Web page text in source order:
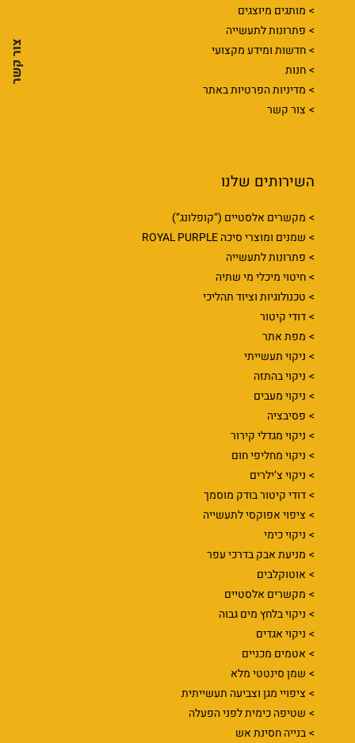
צור קשר
מותגים מיוצגים
פתרונות לתעשייה
חדשות ומידע מקצועי
חנות
מדיניות הפרטיות באתר
צור קשר
השירותים שלנו
מקשרים אלסטיים (“קופלונג”)
שמנים ומוצרי סיכה ROYAL PURPLE
פתרונות לתעשייה
חיטוי מיכלי מי שתיה
טכנולוגיות וציוד תהליכי
דודי קיטור
מפת אתר
ניקוי תעשייתי
ניקוי בהתזה
ניקוי מעבים
פסיבציה
ניקוי מגדלי קירור
ניקוי מחליפי חום
ניקוי צ’ילרים
דודי קיטור בודק מוסמך
ציפוי אפוקסי לתעשייה
ניקוי כימי
מניעת אבק בדרכי עפר
אוטוקלבים
מקשרים אלסטיים
ניקוי בלחץ מים גבוה
ניקוי אגדים
אטמים מכניים
שמן סינטטי מלא
ציפויי מגן וצביעה תעשייתית
שטיפה כימית לפני הפעלה
בנייה חסינת אש